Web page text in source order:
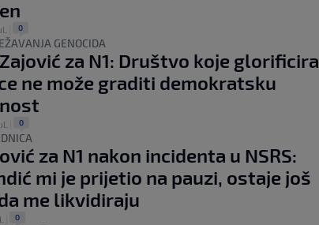
0
GENOCIDA
za N1: Društvo koje glorificira
ne može graditi demokratsku
0
za N1 nakon incidenta u NSRS:
mi je prijetio na pauzi, ostaje još
me likvidiraju
0